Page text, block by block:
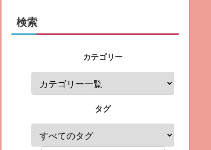
検索
カテゴリー
タグ